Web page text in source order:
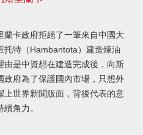
卡政府拒絕了一筆來自中國大
托特（Hambantota）建造煉油
由是中資想在建造完成後，向斯
政府為了保護國內市場，只想外
世界新聞版面，背後代表的意
角力。